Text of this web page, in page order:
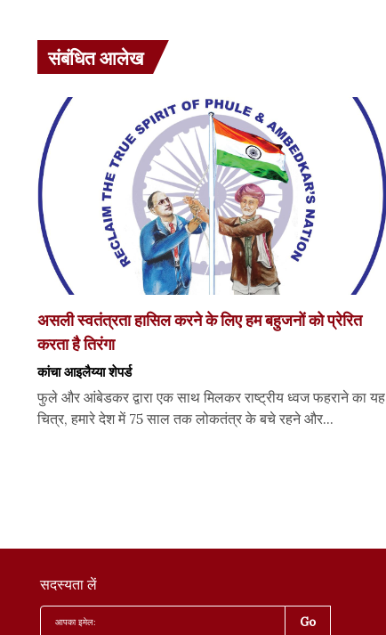
संबंधित आलेख
असली स्वतंत्रता हासिल करने के लिए हम बहुजनों को प्रेरित
करता है तिरंगा
कांचा आइलैय्या शेपर्ड
फुले और आंबेडकर द्वारा एक साथ मिलकर राष्ट्रीय ध्वज फहराने का यह
चित्र, हमारे देश में 75 साल तक लोकतंत्र के बचे रहने और...
सदस्यता लें